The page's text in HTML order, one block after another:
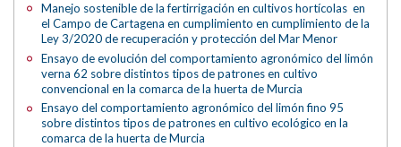
Manejo sostenible de la fertirrigación en cultivos hortícolas en
el Campo de Cartagena en cumplimiento en cumplimiento de la
Ley 3/2020 de recuperación y protección del Mar Menor
Ensayo de evolución del comportamiento agronómico del limón
verna 62 sobre distintos tipos de patrones en cultivo
convencional en la comarca de la huerta de Murcia
Ensayo del comportamiento agronómico del limón fino 95
sobre distintos tipos de patrones en cultivo ecológico en la
comarca de la huerta de Murcia